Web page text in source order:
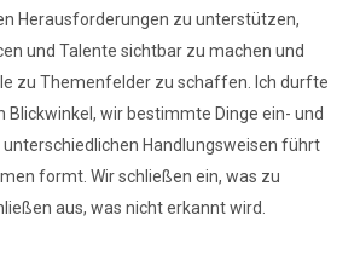
Herausforderungen zu unterstützen,
und Talente sichtbar zu machen und
zu Themenfelder zu schaffen. Ich durfte
Blickwinkel, wir bestimmte Dinge ein- und
Handlungsweisen führt
formt. Wir schließen ein, was zu
aus, was nicht erkannt wird.